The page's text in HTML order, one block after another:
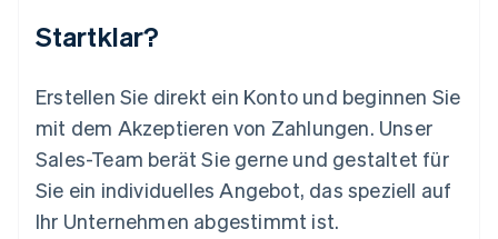
Startklar?
Erstellen Sie direkt ein Konto und beginnen Sie
mit dem Akzeptieren von Zahlungen. Unser
Sales-Team berät Sie gerne und gestaltet für
Sie ein individuelles Angebot, das speziell auf
Ihr Unternehmen abgestimmt ist.
Nederlands English
Norwegen
Österreich
Polen
English
Portugal
Português English
Rumänien